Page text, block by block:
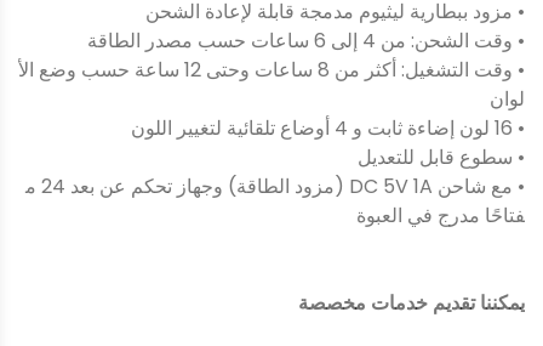
• مزود ببطارية ليثيوم مدمجة قابلة لإعادة الشحن
• وقت الشحن: من 4 إلى 6 ساعات حسب مصدر الطاقة
• وقت التشغيل: أكثر من 8 ساعات وحتى 12 ساعة حسب وضع الأ
لوان
• 16 لون إضاءة ثابت و 4 أوضاع تلقائية لتغيير اللون
• سطوع قابل للتعديل
• مع شاحن DC 5V 1A (مزود الطاقة) وجهاز تحكم عن بعد 24 م
فتاحًا مدرج في العبوة
يمكننا تقديم خدمات مخصصة